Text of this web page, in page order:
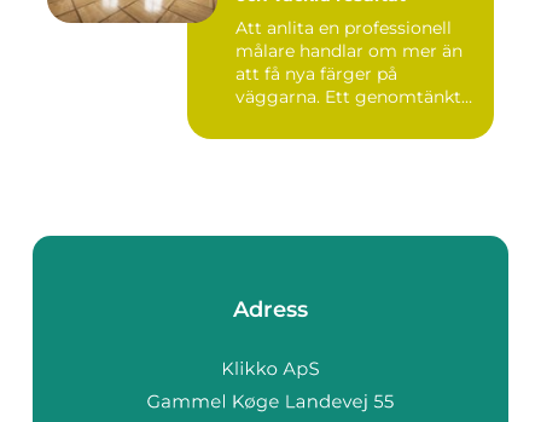
Att anlita en professionell
målare handlar om mer än
att få nya färger på
väggarna. Ett genomtänkt
Adress